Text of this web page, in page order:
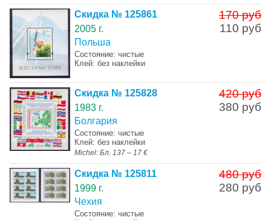
170 руб
110 руб
Скидка № 125861
2005 г.
Польша
Состояние: чистые
Клей: без наклейки
420 руб
380 руб
Скидка № 125828
1983 г.
Болгария
Состояние: чистые
Клей: без наклейки
Michel: Бл. 137 – 17 €
480 руб
280 руб
Скидка № 125811
1999 г.
Чехия
Состояние: чистые